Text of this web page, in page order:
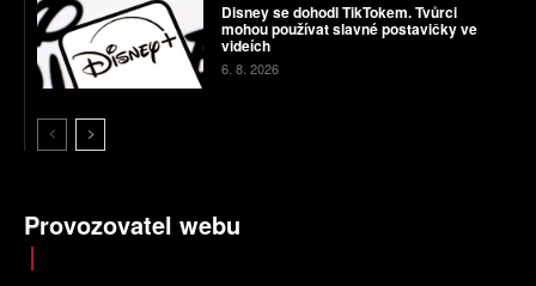
Disney se dohodl TikTokem. Tvůrci
mohou používat slavné postavičky ve
videích
6. 8. 2026
Provozovatel webu